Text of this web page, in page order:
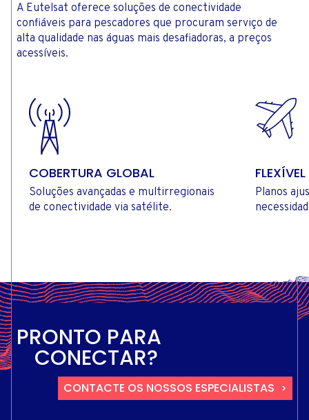
A Eutelsat oferece soluções de conectividade
confiáveis para pescadores que procuram serviço de
alta qualidade nas águas mais desafiadoras, a preços
acessíveis.
COBERTURA GLOBAL
Soluções avançadas e multirregionais
de conectividade via satélite.
FLEXÍVEL
Planos
PRONTO PARA
CONECTAR?
CONTACTE OS NOSSOS ESPECIALISTAS